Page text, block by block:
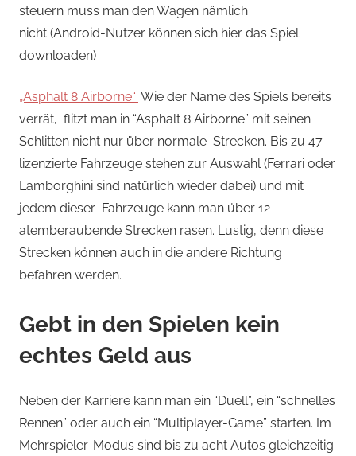
steuern muss man den Wagen nämlich
nicht (Android-Nutzer können sich hier das Spiel
downloaden)
„Asphalt 8 Airborne“: Wie der Name des Spiels bereits
verrät, flitzt man in “Asphalt 8 Airborne” mit seinen
Schlitten nicht nur über normale Strecken. Bis zu 47
lizenzierte Fahrzeuge stehen zur Auswahl (Ferrari oder
Lamborghini sind natürlich wieder dabei) und mit
jedem dieser Fahrzeuge kann man über 12
atemberaubende Strecken rasen. Lustig, denn diese
Strecken können auch in die andere Richtung
befahren werden.
Gebt in den Spielen kein
echtes Geld aus
Neben der Karriere kann man ein “Duell”, ein “schnelles
Rennen” oder auch ein “Multiplayer-Game” starten. Im
Mehrspieler-Modus sind bis zu acht Autos gleichzeitig